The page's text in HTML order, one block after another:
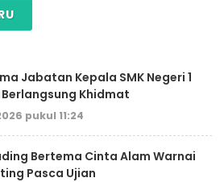
Jabatan Kepala SMK Negeri 1
Khidmat
pukul 11:24
Bertema Cinta Alam Warnai
Pasca Ujian